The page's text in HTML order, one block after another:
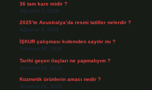
36 tam kare midir ?
Ağustos 3, 2026
2025’te Avustralya’da resmi tatiller nelerdir ?
Ağustos 3, 2026
İŞKUR çalışması kıdemden sayılır mı ?
Temmuz 30, 2026
Tarihi geçen ilaçları ne yapmalıyım ?
Temmuz 28, 2026
Kozmetik ürünlerin amacı nedir ?
Temmuz 26, 2026